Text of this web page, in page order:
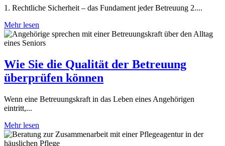
1. Rechtliche Sicherheit – das Fundament jeder Betreuung 2....
Mehr lesen
Wie Sie die Qualität der Betreuung
überprüfen können
Wenn eine Betreuungskraft in das Leben eines Angehörigen
eintritt,...
Mehr lesen